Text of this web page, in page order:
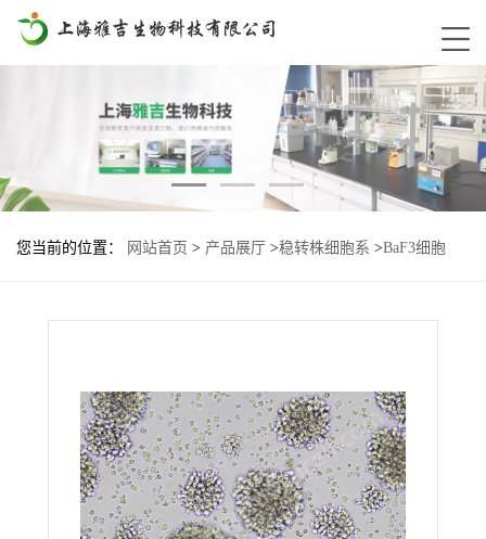
您当前的位置： 网站首页 > 产品展厅 >稳转株细胞系 >BaF3细胞